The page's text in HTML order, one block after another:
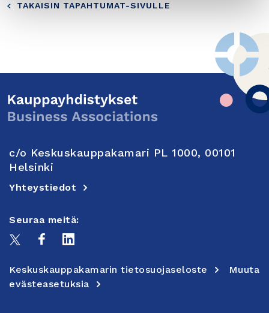
TAKAISIN TAPAHTUMAT-SIVULLE
c/o Keskuskauppakamari PL 1000, 00101
Helsinki
Yhteystiedot
Seuraa meitä:
Keskuskauppakamarin tietosuojaseloste
Muuta
evästeasetuksia